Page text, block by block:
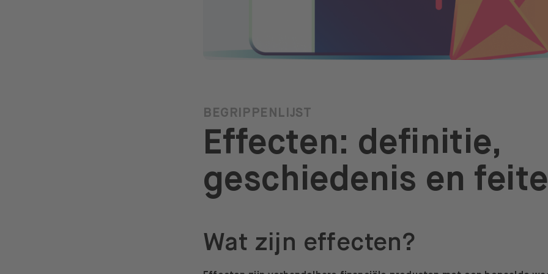
Effecten: definitie,
geschiedenis en
BEGRIPPENLIJST
Wat zijn effecten?